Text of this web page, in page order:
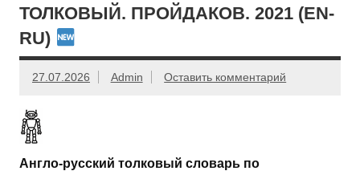
ТОЛКОВЫЙ. ПРОЙДАКОВ. 2021 (EN-
RU)
27.07.2026 Admin Оставить комментарий
Англо-русский толковый словарь по